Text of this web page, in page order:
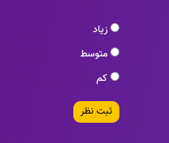
زیاد
متوسط
کم
ثبت نظر